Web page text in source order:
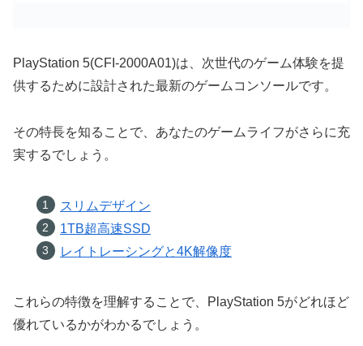
PlayStation 5(CFI-2000A01)は、次世代のゲーム体験を提
供するために設計された最新のゲームコンソールです。
その特長を知ることで、あなたのゲームライフがさらに充
実するでしょう。
スリムデザイン
1TB超高速SSD
レイトレーシングと4K解像度
これらの特徴を理解することで、PlayStation 5がどれほど
優れているかがわかるでしょう。